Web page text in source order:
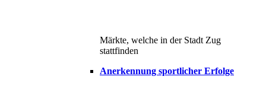
Märkte, welche in der Stadt Zug
stattfinden
Anerkennung sportlicher Erfolge